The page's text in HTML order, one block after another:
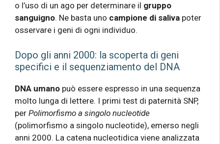
o l’uso di un ago per determinare il gruppo
sanguigno. Ne basta uno campione di saliva poter
osservare i geni di ogni individuo.
Dopo gli anni 2000: la scoperta di geni
specifici e il sequenziamento del DNA
DNA umano può essere espresso in una sequenza
molto lunga di lettere. I primi test di paternità SNP,
per Polimorfismo a singolo nucleotide
(polimorfismo a singolo nucleotide), emerso negli
anni 2000. La catena nucleotidica viene analizzata